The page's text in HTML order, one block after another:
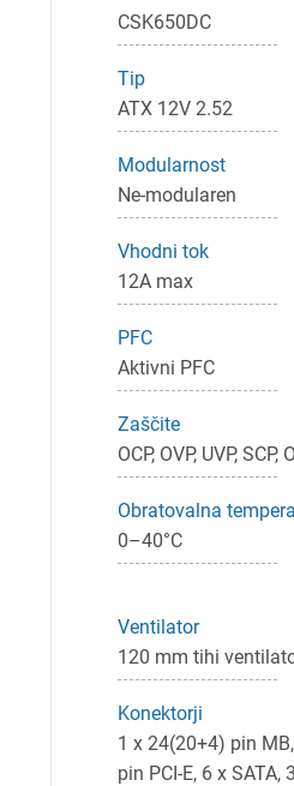
CSK650DC
Tip
ATX 12V 2.52
Modularnost
Ne-modularen
Vhodni tok
12A max
PFC
Aktivni PFC
Zaščite
OCP, OVP, UVP, SCP,
Obratovalna
0–40°C
Ventilator
120 mm tihi
Konektorji
1 x 24(20+4) pin
pin PCI-E, 6 x SATA,